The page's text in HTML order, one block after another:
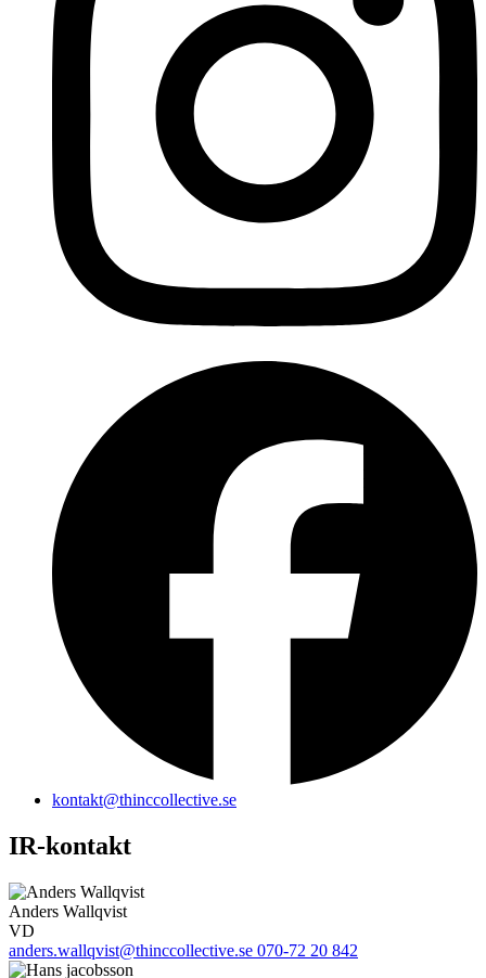
kontakt@thinccollective.se
IR-kontakt
Anders Wallqvist
VD
anders.wallqvist@thinccollective.se 070-72 20 842